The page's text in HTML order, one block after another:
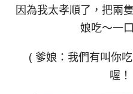
因為我太孝順了，把兩
娘吃～一
( 爹娘：我們有叫你
喔